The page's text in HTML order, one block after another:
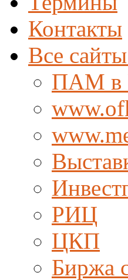
Контакты
Все сайты
ПАМ в
РИЦ
ЦКП
Биржа